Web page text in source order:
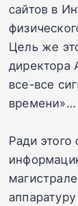
сайтов в
Цель же
директора
все-все
времени»…
Ради этого